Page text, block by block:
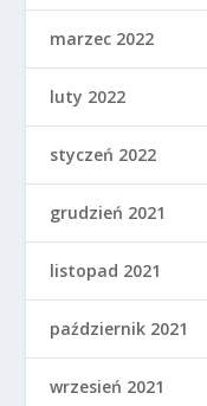
marzec 2022
luty 2022
styczeń 2022
grudzień 2021
listopad 2021
październik 2021
wrzesień 2021